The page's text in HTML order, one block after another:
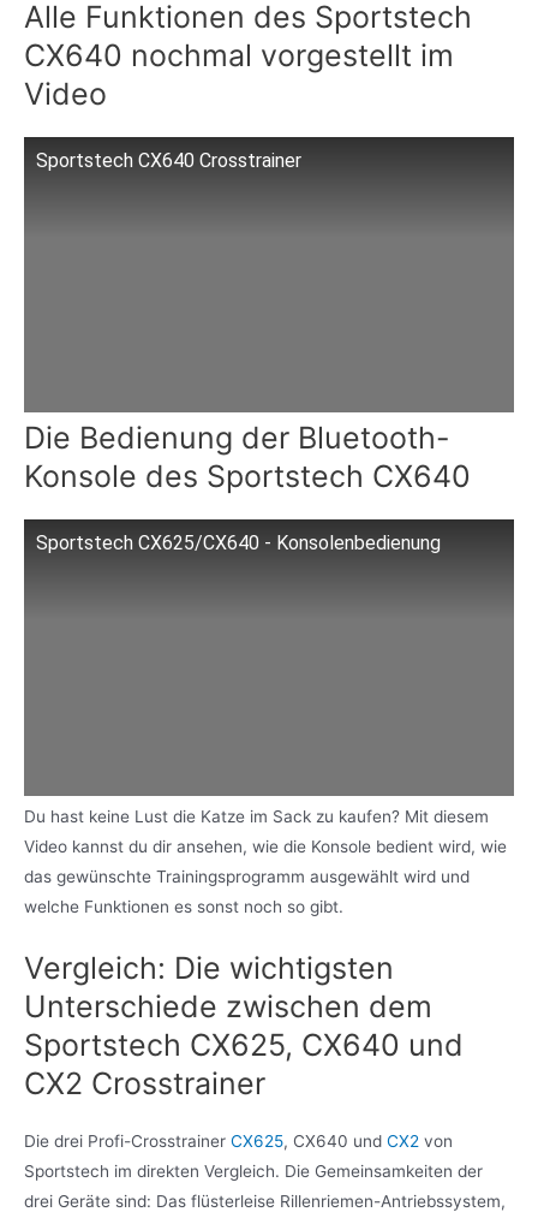
Alle Funktionen des Sportstech
CX640 nochmal vorgestellt im
Video
Sportstech CX640 Crosstrainer
Die Bedienung der Bluetooth-
Konsole des Sportstech CX640
Sportstech CX625/CX640 - Konsolenbedienung
Du hast keine Lust die Katze im Sack zu kaufen? Mit diesem
Video kannst du dir ansehen, wie die Konsole bedient wird, wie
das gewünschte Trainingsprogramm ausgewählt wird und
welche Funktionen es sonst noch so gibt.
Vergleich: Die wichtigsten
Unterschiede zwischen dem
Sportstech CX625, CX640 und
CX2 Crosstrainer
Die drei Profi-Crosstrainer CX625, CX640 und CX2 von
Sportstech im direkten Vergleich. Die Gemeinsamkeiten der
drei Geräte sind: Das flüsterleise Rillenriemen-Antriebssystem,